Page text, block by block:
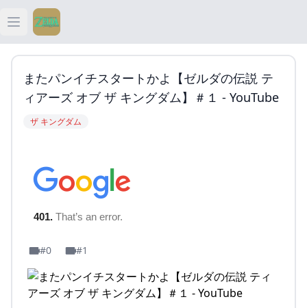
Open main menu
ティアキン
ティアキン 祠
またパンイチスタートかよ【ゼルダの伝説 テ
ィアーズ オブ ザ キングダム】＃１ - YouTube
ザ キングダム
#0 #1